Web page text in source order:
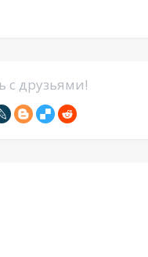
с друзьями!